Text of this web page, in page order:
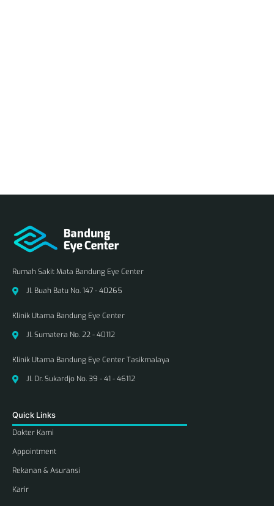
Rumah Sakit Mata Bandung Eye Center
Jl. Buah Batu No. 147 - 40265
Klinik Utama Bandung Eye Center
Jl. Sumatera No. 22 - 40112
Klinik Utama Bandung Eye Center Tasikmalaya
Jl. Dr. Sukardjo No. 39 - 41 - 46112
Quick Links
Dokter Kami
Appointment
Rekanan & Asuransi
Karir